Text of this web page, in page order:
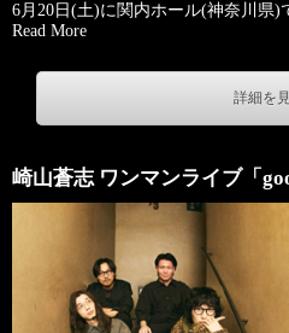
6月20日(土)に関内ホール(神奈川県)
Read More
詳細を
崎山蒼志 ワンマンライブ「